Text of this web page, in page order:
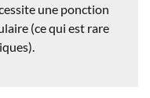
une ponction
(ce qui est rare